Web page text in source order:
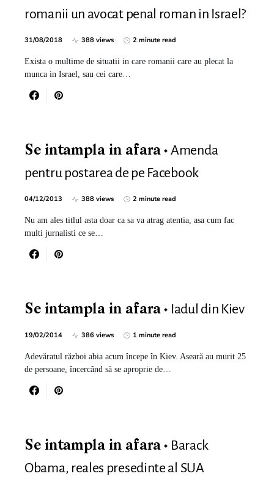
romanii un avocat penal roman in Israel?
31/08/2018 388 views 2 minute read
Exista o multime de situatii in care romanii care au plecat la
munca in Israel, sau cei care…
Se intampla in afara
Amenda
pentru postarea de pe Facebook
04/12/2013 388 views 2 minute read
Nu am ales titlul asta doar ca sa va atrag atentia, asa cum fac
multi jurnalisti ce se…
Se intampla in afara Iadul din Kiev
19/02/2014 386 views 1 minute read
Adevăratul război abia acum începe în Kiev. Aseară au murit 25
de persoane, încercând să se aproprie de…
Se intampla in afara
Barack
Obama, reales presedinte al SUA